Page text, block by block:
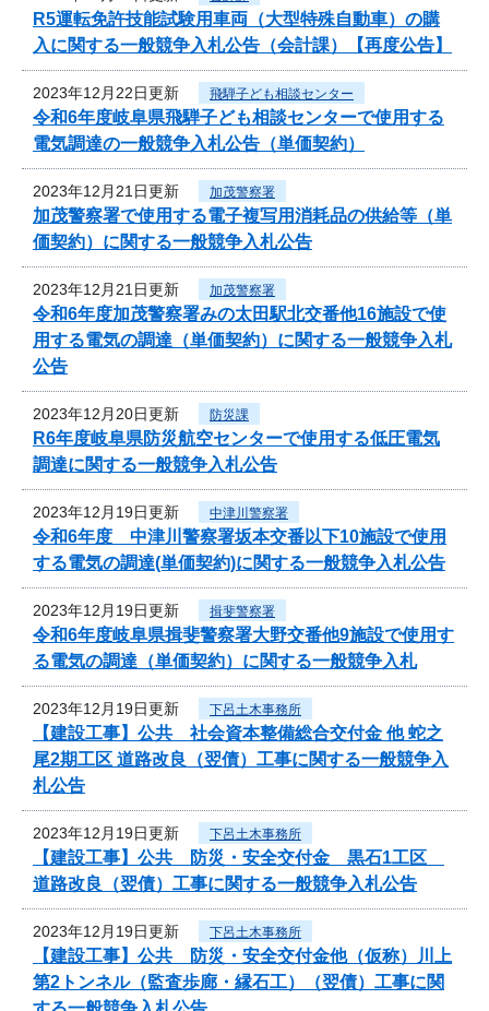
R5運転免許技能試験用車両（大型特殊自動車）の購
入に関する一般競争入札公告（会計課）【再度公告】
2023年12月22日更新 飛騨子ども相談センター
令和6年度岐阜県飛騨子ども相談センターで使用する
電気調達の一般競争入札公告（単価契約）
2023年12月21日更新 加茂警察署
加茂警察署で使用する電子複写用消耗品の供給等（単
価契約）に関する一般競争入札公告
2023年12月21日更新 加茂警察署
令和6年度加茂警察署みの太田駅北交番他16施設で使
用する電気の調達（単価契約）に関する一般競争入札
公告
2023年12月20日更新 防災課
R6年度岐阜県防災航空センターで使用する低圧電気
調達に関する一般競争入札公告
2023年12月19日更新 中津川警察署
令和6年度 中津川警察署坂本交番以下10施設で使用
する電気の調達(単価契約)に関する一般競争入札公告
2023年12月19日更新 揖斐警察署
令和6年度岐阜県揖斐警察署大野交番他9施設で使用す
る電気の調達（単価契約）に関する一般競争入札
2023年12月19日更新 下呂土木事務所
【建設工事】公共 社会資本整備総合交付金 他 蛇之
尾2期工区 道路改良（翌債）工事に関する一般競争入
札公告
2023年12月19日更新 下呂土木事務所
【建設工事】公共 防災・安全交付金 黒石1工区
道路改良（翌債）工事に関する一般競争入札公告
2023年12月19日更新 下呂土木事務所
【建設工事】公共 防災・安全交付金他（仮称）川上
第2トンネル（監査歩廊・縁石工）（翌債）工事に関